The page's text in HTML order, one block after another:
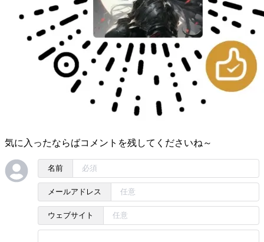
気に入ったならばコメントを残してくださいね～
名前
メールアドレス
ウェブサイト